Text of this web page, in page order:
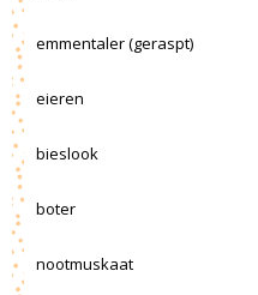
emmentaler (geraspt)
eieren
bieslook
boter
nootmuskaat